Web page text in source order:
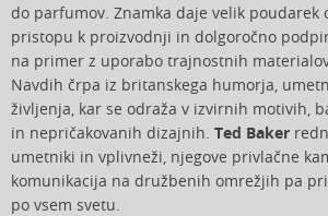
do parfumov. Znamka daje velik poudarek
pristopu k proizvodnji in dolgoročno
na primer z uporabo trajnostnih
Navdih črpa iz britanskega humorja,
življenja, kar se odraža v izvirnih motivih,
in nepričakovanih dizajnih. Ted Baker
umetniki in vplivneži, njegove privlačne
komunikacija na družbenih omrežjih pa
po vsem svetu.